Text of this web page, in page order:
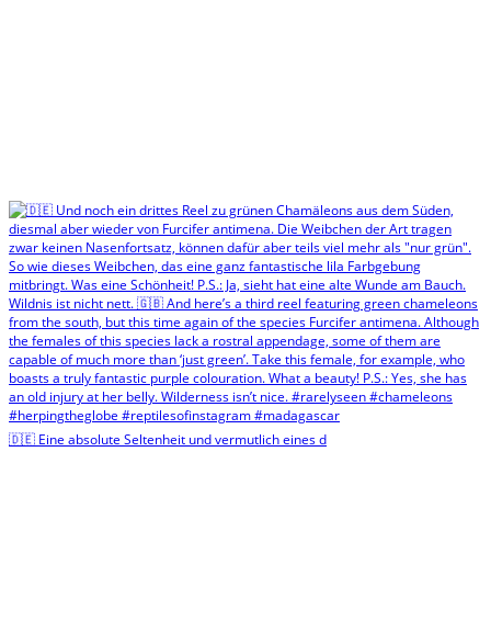
🇩🇪 Eine absolute Seltenheit und vermutlich eines d